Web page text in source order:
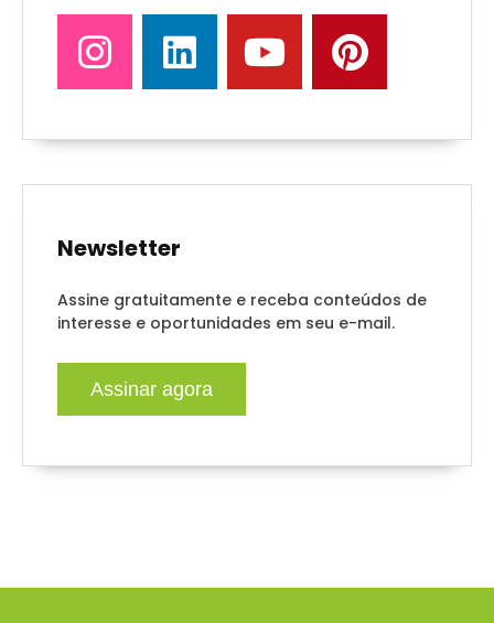
Newsletter
Assine gratuitamente e receba conteúdos de
interesse e oportunidades em seu e-mail.
Assinar agora